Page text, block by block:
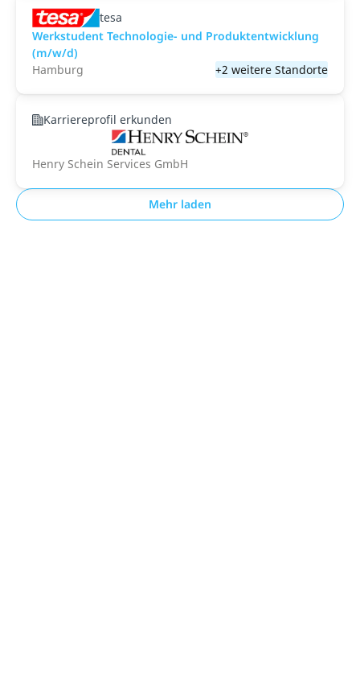
tesa
Werkstudent Technologie- und Produktentwicklung
(m/w/d)
Hamburg
+2 weitere Standorte
Karriereprofil erkunden
Henry Schein Services GmbH
Mehr laden